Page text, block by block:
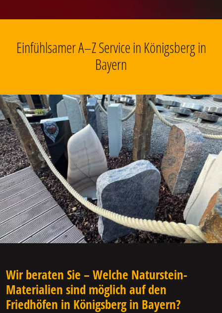
Einfühlsamer A–Z Service in Königsberg in
Bayern
Wir beraten Sie – Welche Naturstein-
Materialien sind möglich auf den
Friedhöfen in Königsberg in Bayern?